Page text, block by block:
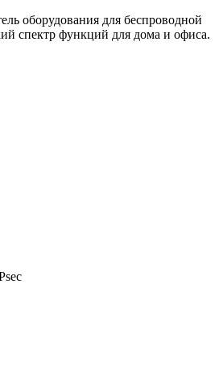
оборудования для беспроводной
спектр функций для дома и офиса.